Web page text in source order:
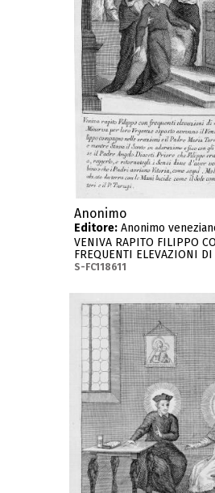
Anonimo
Editore:Anonimo
VENIVA RAPITO FILIPPO
FREQUENTI ELEVAZIONI
S-FC118611